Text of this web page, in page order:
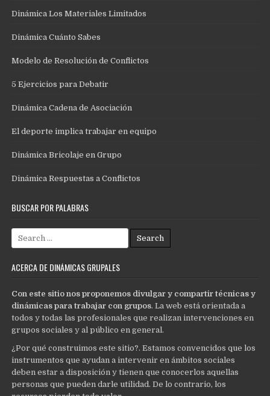
Dinámica Los Materiales Limitados
Dinámica Cuánto Sabes
Modelo de Resolución de Conflictos
5 Ejercicios para Debatir
Dinámica Cadena de Asociación
El deporte implica trabajar en equipo
Dinámica Bricolaje en Grupo
Dinámica Respuestas a Conflictos
BUSCAR POR PALABRAS
Search
for:
ACERCA DE DINÁMICAS GRUPALES
Con este sitio nos proponemos divulgar y compartir técnicas y
dinámicas para trabajar con grupos. La web está orientada a
todos y todas las profesionales que realizan intervenciones en
grupos sociales y al público en general.
¿Por qué construimos este sitio?. Estamos convencidos que los
instrumentos que ayudan a intervenir en ámbitos sociales
deben estar a disposición y tienen que conocerlos aquellas
personas que pueden darle utilidad. De lo contrario, los